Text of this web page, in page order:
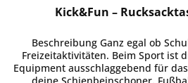
Kick&Fun –
Beschreibung Ganz egal ob
Freizeitaktivitäten. Beim Sport ist
Equipment ausschlaggebend für